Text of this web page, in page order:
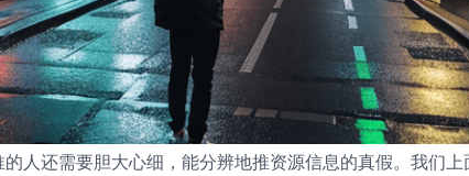
人还需要胆大心细，能分辨地推资源信息的真假。我们